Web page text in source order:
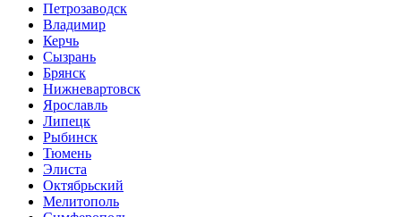
Петрозаводск
Владимир
Керчь
Сызрань
Брянск
Нижневартовск
Ярославль
Липецк
Рыбинск
Тюмень
Элиста
Октябрьский
Мелитополь